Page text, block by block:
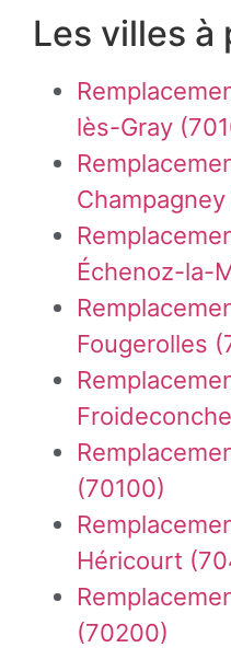
Les villes à
lès-Gray
Échenoz-la-
Fougerolles
(70100)
Héricourt
(70200)